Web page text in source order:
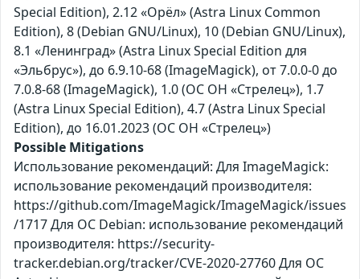
Special Edition), 2.12 «Орёл» (Astra Linux Common
Edition), 8 (Debian GNU/Linux), 10 (Debian GNU/Linux),
8.1 «Ленинград» (Astra Linux Special Edition для
«Эльбрус»), до 6.9.10-68 (ImageMagick), от 7.0.0-0 до
7.0.8-68 (ImageMagick), 1.0 (ОС ОН «Стрелец»), 1.7
(Astra Linux Special Edition), 4.7 (Astra Linux Special
Edition), до 16.01.2023 (ОС ОН «Стрелец»)
Possible Mitigations
Использование рекомендаций: Для ImageMagick:
использование рекомендаций производителя:
https://github.com/ImageMagick/ImageMagick/issues
/1717 Для ОС Debian: использование рекомендаций
производителя: https://security-
tracker.debian.org/tracker/CVE-2020-27760 Для ОС